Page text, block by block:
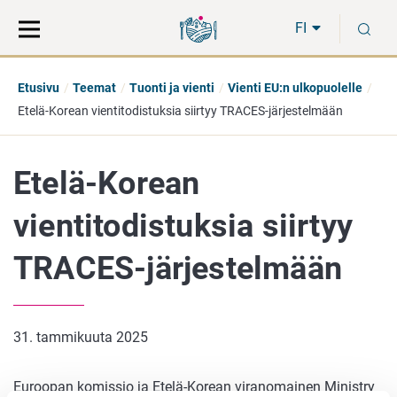
suoraan
sisältöön
koko
sivuston
FI
Etusivu Teemat Tuonti ja vienti
Vienti EU:n ulkopuolelle
Etelä-Korean vientitodistuksia siirtyy TRACES-järjestelmään
Etelä-Korean
vientitodistuksia siirtyy
TRACES-järjestelmään
31. tammikuuta 2025
Euroopan komissio ja Etelä-Korean viranomainen Ministry